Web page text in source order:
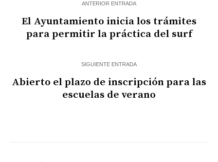
ANTERIOR ENTRADA
El Ayuntamiento inicia los trámites
para permitir la práctica del surf
SIGUIENTE ENTRADA
Abierto el plazo de inscripción para las
escuelas de verano